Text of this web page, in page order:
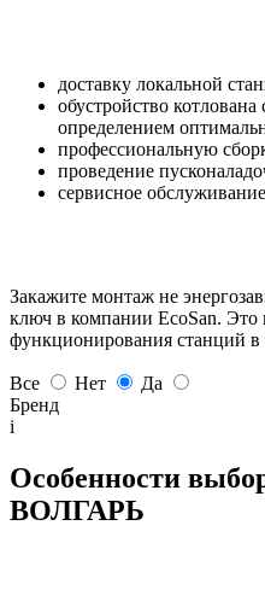
доставку локальной
обустройство
определением
профессиональную
проведение
сервисное
Закажите монтаж не
ключ в компании EcoSan. Это
функционирования станций в
Все Нет
Да
Бренд
i
Особенности
ВОЛГАРЬ